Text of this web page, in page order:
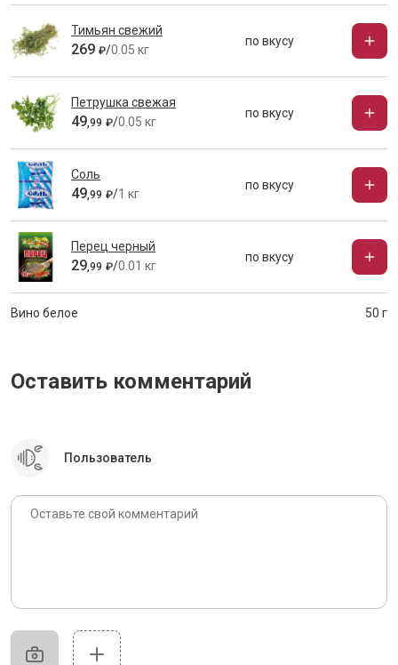
Тимьян свежий
269 ₽/0.05 кг
по вкусу
Петрушка свежая
49,99 ₽/0.05 кг
по вкусу
Соль
49,99 ₽/1 кг
по вкусу
Перец черный
29,99 ₽/0.01 кг
по вкусу
Вино белое 50 г
Оставить комментарий
Пользователь